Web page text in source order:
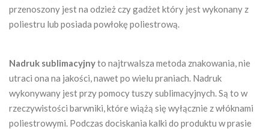
przenoszony jest na odzież czy gadżet który jest wykonany z
poliestru lub posiada powłokę poliestrową.
Nadruk sublimacyjnyto najtrwalsza metoda znakowania, nie
utraci ona na jakości, nawet po wielu praniach. Nadruk
wykonywany jest przy pomocy tuszy sublimacyjnych. Są to w
rzeczywistości barwniki, które wiążą się wyłącznie z włóknami
poliestrowymi. Podczas dociskania kalki do produktu w prasie